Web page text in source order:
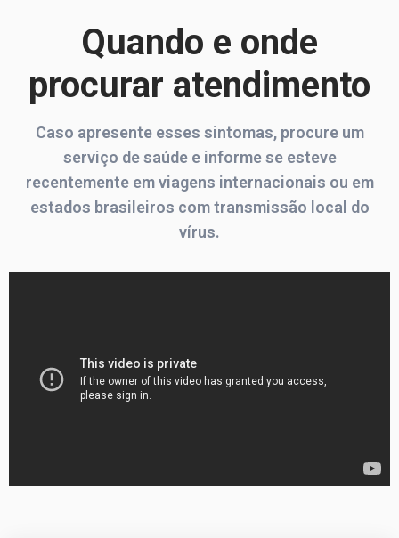
Quando e onde
procurar atendimento
Caso apresente esses sintomas, procure um
serviço de saúde e informe se esteve
recentemente em viagens internacionais ou em
estados brasileiros com transmissão local do
vírus.